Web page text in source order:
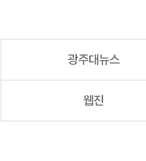
광주대뉴스
웹진